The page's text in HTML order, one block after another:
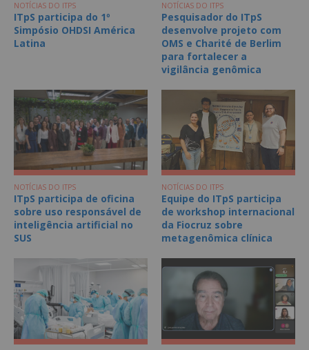
NOTÍCIAS DO ITPS
ITpS participa do 1º
Simpósio OHDSI América
Latina
NOTÍCIAS DO ITPS
Pesquisador do ITpS
desenvolve projeto com
OMS e Charité de Berlim
para fortalecer a
vigilância genômica
NOTÍCIAS DO ITPS
ITpS participa de oficina
sobre uso responsável de
inteligência artificial no
SUS
NOTÍCIAS DO ITPS
Equipe do ITpS participa
de workshop internacional
da Fiocruz sobre
metagenômica clínica